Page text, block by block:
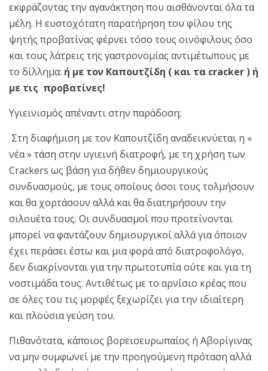
εκφράζοντας την αγανάκτηση που αισθάνονται όλα τα
μέλη. Η ευστοχότατη παρατήρηση του φίλου της
ψητής προβατίνας φέρνει τόσο τους οινόφιλους όσο
και τους λάτρεις της γαστρονομίας αντιμέτωπους με
το δίλλημα: ή με τον Καπουτζίδη ( και τα cracker ) ή
με τις προβατίνες!
Υγιεινισμός απέναντι στην παράδοση;
Στη διαφήμιση με τον Καπουτζίδη αναδεικνύεται η «
νέα » τάση στην υγιεινή διατροφή, με τη χρήση των
Crackers ως βάση για δήθεν δημιουργικούς
συνδυασμούς, με τους οποίους όσοι τους τολμήσουν
και θα χορτάσουν αλλά και θα διατηρήσουν την
σιλουέτα τους. Οι συνδυασμοί που προτείνονται
μπορεί να φαντάζουν δημιουργικοί αλλά για όποιον
έχει περάσει έστω και μια φορά από διατροφολόγο,
δεν διακρίνονται για την πρωτοτυπία ούτε και για τη
νοστιμάδα τους. Αντιθέτως με το αρνίσιο κρέας που
σε όλες του τις μορφές ξεχωρίζει για την ιδιαίτερη
και πλούσια γεύση του.
Πιθανότατα, κάποιος βορειοευρωπαίος ή Αβορίγινας
να μην συμφωνεί με την προηγούμενη πρόταση αλλά